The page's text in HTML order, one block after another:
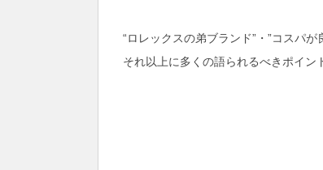
“ロレックスの弟ブランド”・”コスパ
それ以上に多くの語られるべきポイン